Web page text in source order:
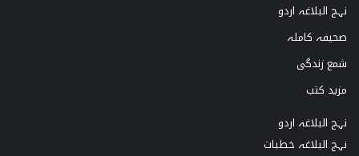
نہج البلاغہ اردو
صحیفہ کاملہ
شمع زندگی
مزید کتب
نہج البلاغہ اردو
نہج البلاغہ خطبات